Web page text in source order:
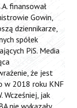
finansował
Gowin,
dziennikarze,
spółek
PiS. Media
że jest
w 2018 roku KNF
Wcześniej, jak
nie wykazały